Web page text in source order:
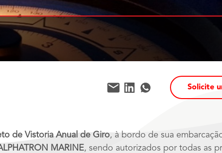
Solicite
de Vistoria Anual de Giro, à bordo de sua
MARINE, sendo autorizados por todas as